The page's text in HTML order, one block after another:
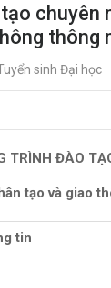
chuyên
thông
sinh Đại học
TRÌNH ĐÀO
tạo và giao
tin